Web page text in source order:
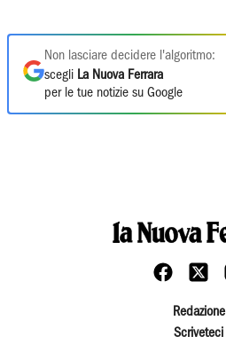
Non lasciare decidere l'algoritmo:
scegli La Nuova Ferrara
per le tue notizie su Google
Redazione
Scriveteci